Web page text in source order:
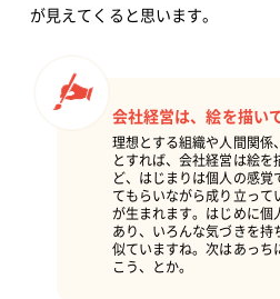
が見えてくると思います。
会社経営は、絵を描い
理想とする組織や人間関
とすれば、会社経営は絵
ど、はじまりは個人の感
てもらいながら成り立っ
が生まれます。はじめに
あり、いろんな気づきを持
似ていますね。次はあっ
こう、とか。